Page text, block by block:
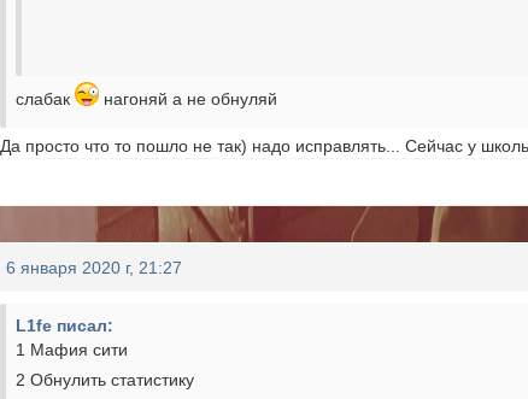
слабак нагоняй а не обнуляй
Да просто что то пошло не так) надо исправлять... Сейчас у
6 января 2020 г, 21:27
L1fe писал:
1 Мафия сити
2 Обнулить статистику